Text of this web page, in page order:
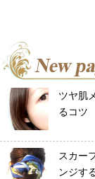
ツヤ肌
るコツ
スカー
ンジす